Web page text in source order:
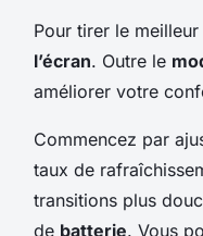
Pour tirer le
l’écran. Outre le
améliorer votre
Commencez par
taux de
transitions plus
de batterie. Vous